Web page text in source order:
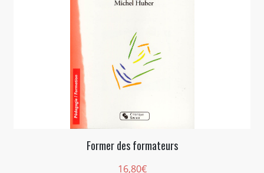
Former des formateurs
16,80€